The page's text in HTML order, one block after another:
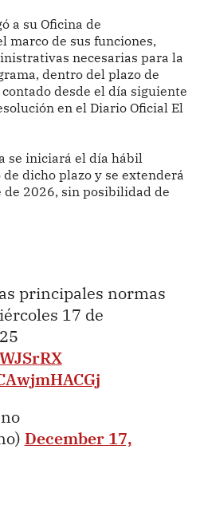
a su Oficina de
marco de sus funciones,
necesarias para la
dentro del plazo de
desde el día siguiente
en el Diario Oficial El
se iniciará el día hábil
dicho plazo y se extenderá
2026, sin posibilidad de
principales normas
17 de
December 17,